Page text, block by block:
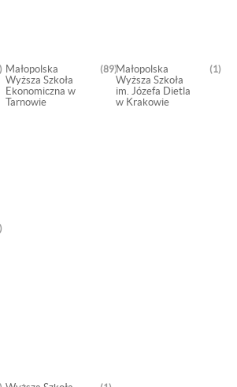
Małopolska
Wyższa Szkoła
Ekonomiczna w
Tarnowie
89Małopolska
Wyższa Szkoła
im. Józefa Dietla
w Krakowie
1